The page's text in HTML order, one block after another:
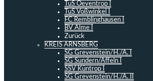
TuS Oeventrop I
TuS Voßwinkel I
FC Remblinghausen I
BV Alme I
Zurück
KREIS ARNSBERG
SG Grevenstein/H./A. I
SG Sundern/Affeln I
SSV Küntrop I
SG Grevenstein/H./A. II